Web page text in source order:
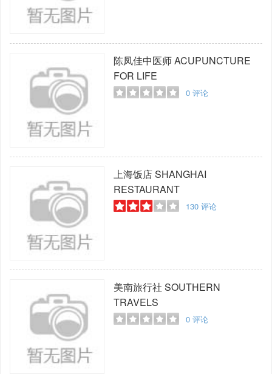
陈凤佳中医师ACUPUNCTURE
FOR LIFE
0评论
上海饭店SHANGHAI
RESTAURANT
130评论
美南旅行社 SOUTHERN
TRAVELS
0评论